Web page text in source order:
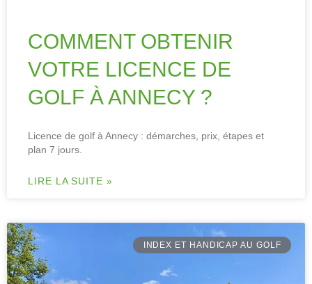
COMMENT OBTENIR
VOTRE LICENCE DE
GOLF À ANNECY ?
Licence de golf à Annecy : démarches, prix, étapes et
plan 7 jours.
LIRE LA SUITE »
INDEX ET HANDICAP AU GOLF